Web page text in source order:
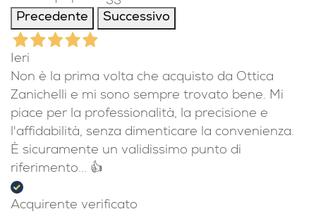
Le nostre recensioni a 4 e 5 stelle.
Clicca qui per leggerle tutte >
Precedente
Successivo
Ieri
Non è la prima volta che acquisto da Ottica
Zanichelli e mi sono sempre trovato bene. Mi
piace per la professionalità, la precisione e
l'affidabilità, senza dimenticare la convenienza.
È sicuramente un validissimo punto di